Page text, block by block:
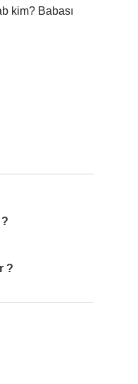
kim? Babası
?